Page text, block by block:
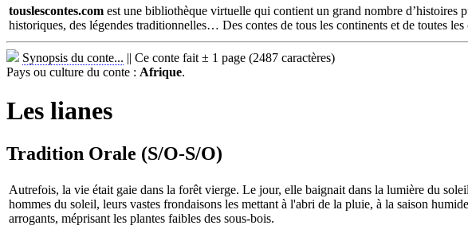
touslescontes.com est une bibliothèque virtuelle qui contient un grand nombre d’histoires
historiques, des légendes traditionnelles… Des contes de tous les continents et de toutes
Synopsis du conte... || Ce conte fait ± 1 page (2487 caractères)
Pays ou culture du conte : Afrique.
Les lianes
Tradition Orale (S/O-S/O)
Autrefois, la vie était gaie dans la forêt vierge. Le jour, elle baignait dans la lumière du
hommes du soleil, leurs vastes frondaisons les mettant à l'abri de la pluie, à la saison
arrogants, méprisant les plantes faibles des sous-bois.